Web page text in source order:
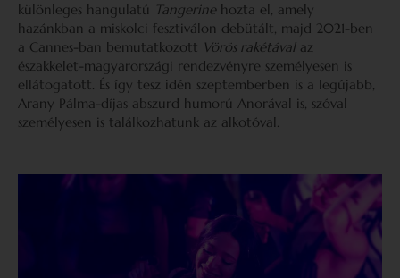
különleges hangulatú Tangerinehozta el, amely
hazánkban a miskolci fesztiválon debütált, majd 2021-ben
a Cannes-ban bemutatkozott Vörös rakétávalaz
északkelet-magyarországi rendezvényre személyesen is
ellátogatott. És így tesz idén szeptemberben is a legújabb,
Arany Pálma-díjas abszurd humorú Anorával is, szóval
személyesen is találkozhatunk az alkotóval.